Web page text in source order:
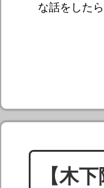
な話をした
【木